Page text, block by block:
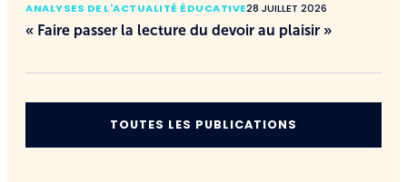
ANALYSES DE L'ACTUALITÉ ÉDUCATIVE28 JUILLET 2026
« Faire passer la lecture du devoir au plaisir »
TOUTES LES PUBLICATIONS